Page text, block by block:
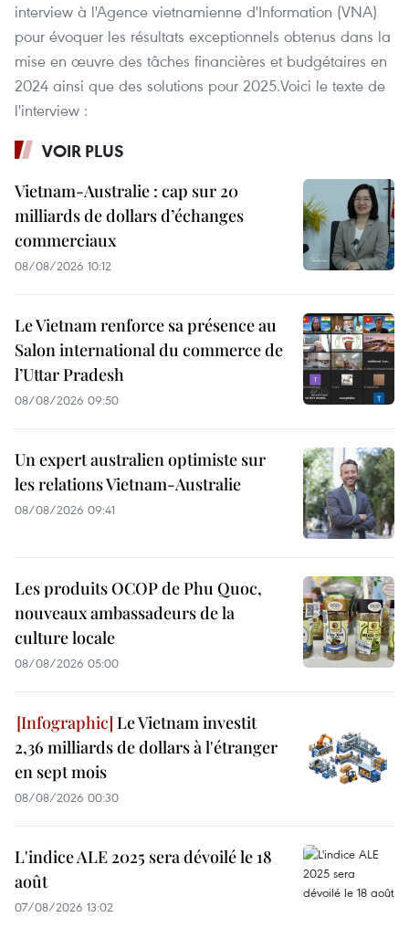
interview à l'Agence vietnamienne d'Information (VNA)
pour évoquer les résultats exceptionnels obtenus dans la
mise en œuvre des tâches financières et budgétaires en
2024 ainsi que des solutions pour 2025.Voici le texte de
l'interview :
VOIR PLUS
Vietnam-Australie : cap sur 20
milliards de dollars d’échanges
commerciaux
08/08/2026 10:12
Le Vietnam renforce sa présence au
Salon international du commerce de
l’Uttar Pradesh
08/08/2026 09:50
Un expert australien optimiste sur
les relations Vietnam-Australie
08/08/2026 09:41
Les produits OCOP de Phu Quoc,
nouveaux ambassadeurs de la
culture locale
08/08/2026 05:00
Le Vietnam investit
2,36 milliards de dollars à l'étranger
en sept mois
08/08/2026 00:30
L'indice ALE 2025 sera dévoilé le 18
août
07/08/2026 13:02